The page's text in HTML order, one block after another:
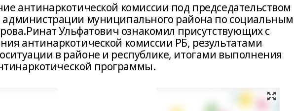
антинаркотической комиссии под председательством
администрации муниципального района по социальным
Ульфатович ознакомил присутствующих с
антинаркотической комиссии РБ, результатами
в районе и республике, итогами выполнения
программы.